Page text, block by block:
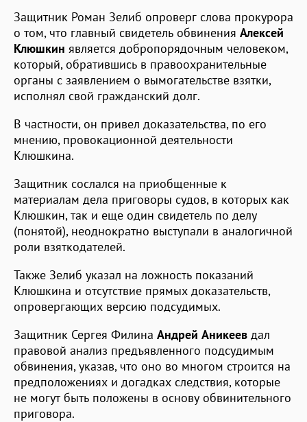
Защитник Роман Зелиб опроверг слова прокурора
о том, что главный свидетель обвинения Алексей
Клюшкин является добропорядочным человеком,
который, обратившись в правоохранительные
органы с заявлением о вымогательстве взятки,
исполнял свой гражданский долг.
В частности, он привел доказательства, по его
мнению, провокационной деятельности
Клюшкина.
Защитник сослался на приобщенные к
материалам дела приговоры судов, в которых как
Клюшкин, так и еще один свидетель по делу
(понятой), неоднократно выступали в аналогичной
роли взяткодателей.
Также Зелиб указал на ложность показаний
Клюшкина и отсутствие прямых доказательств,
опровергающих версию подсудимых.
Защитник Сергея Филина Андрей Аникеев дал
правовой анализ предъявленного подсудимым
обвинения, указав, что оно во многом строится на
предположениях и догадках следствия, которые
не могут быть положены в основу обвинительного
приговора.